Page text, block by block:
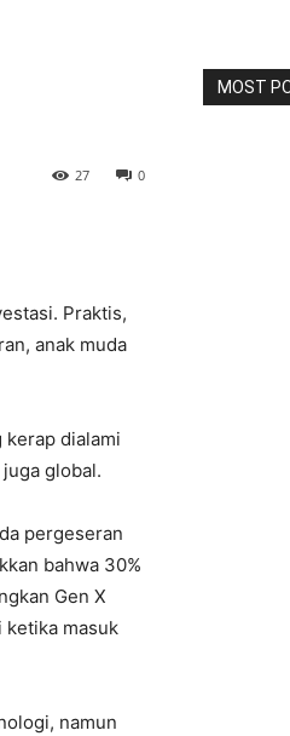
0
27
Praktis,
anak muda
kerap dialami
global.
pergeseran
bahwa 30%
Gen X
ketika masuk
namun
MOST